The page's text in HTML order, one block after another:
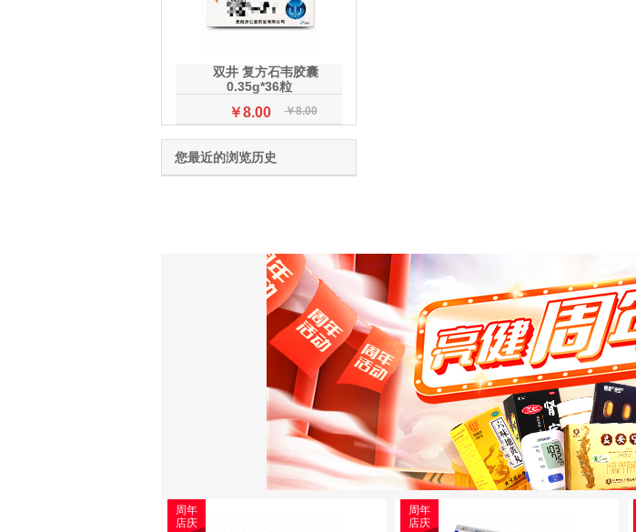
双井 复方石韦胶囊
0.35g*36粒
￥8.00 ￥8.00
您最近的浏览历史
周年
店庆
周年
店庆